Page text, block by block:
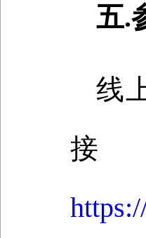
五.
线
接